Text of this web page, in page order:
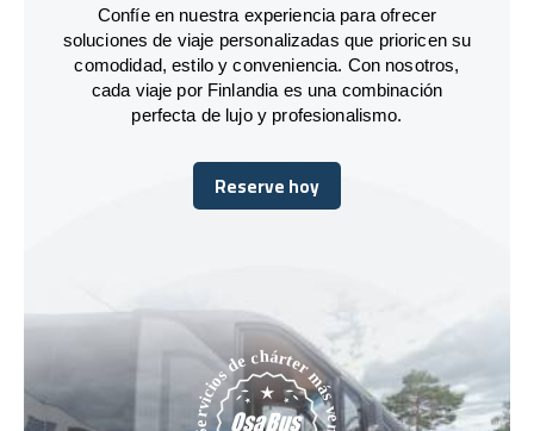
Confíe en nuestra experiencia para ofrecer
soluciones de viaje personalizadas que prioricen su
comodidad, estilo y conveniencia. Con nosotros,
cada viaje por Finlandia es una combinación
perfecta de lujo y profesionalismo.
Reserve hoy
Reserve hoy